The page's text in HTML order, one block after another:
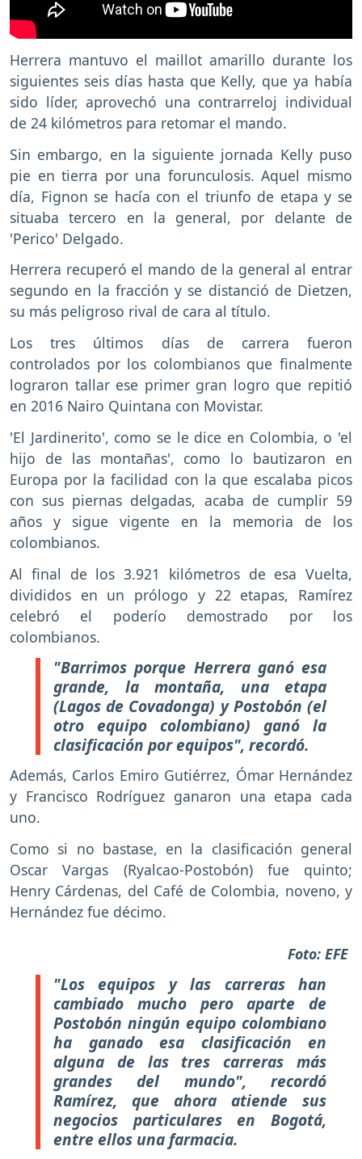
Herrera mantuvo el maillot amarillo durante los
siguientes seis días hasta que Kelly, que ya había
sido líder, aprovechó una contrarreloj individual
de 24 kilómetros para retomar el mando.
Sin embargo, en la siguiente jornada Kelly puso
pie en tierra por una forunculosis. Aquel mismo
día, Fignon se hacía con el triunfo de etapa y se
situaba tercero en la general, por delante de
'Perico' Delgado.
Herrera recuperó el mando de la general al entrar
segundo en la fracción y se distanció de Dietzen,
su más peligroso rival de cara al título.
Los tres últimos días de carrera fueron
controlados por los colombianos que finalmente
lograron tallar ese primer gran logro que repitió
en 2016 Nairo Quintana con Movistar.
'El Jardinerito', como se le dice en Colombia, o 'el
hijo de las montañas', como lo bautizaron en
Europa por la facilidad con la que escalaba picos
con sus piernas delgadas, acaba de cumplir 59
años y sigue vigente en la memoria de los
colombianos.
Al final de los 3.921 kilómetros de esa Vuelta,
divididos en un prólogo y 22 etapas, Ramírez
celebró el poderío demostrado por los
colombianos.
"Barrimos porque Herrera ganó esa
grande, la montaña, una etapa
(Lagos de Covadonga) y Postobón (el
otro equipo colombiano) ganó la
clasificación por equipos", recordó.
Además, Carlos Emiro Gutiérrez, Ómar Hernández
y Francisco Rodríguez ganaron una etapa cada
uno.
Como si no bastase, en la clasificación general
Oscar Vargas (Ryalcao-Postobón) fue quinto;
Henry Cárdenas, del Café de Colombia, noveno, y
Hernández fue décimo.
Foto: EFE
"Los equipos y las carreras han
cambiado mucho pero aparte de
Postobón ningún equipo colombiano
ha ganado esa clasificación en
alguna de las tres carreras más
grandes del mundo", recordó
Ramírez, que ahora atiende sus
negocios particulares en Bogotá,
entre ellos una farmacia.